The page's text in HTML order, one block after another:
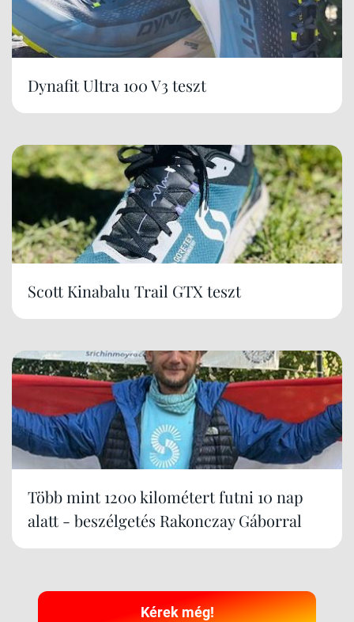
Dynafit Ultra 100 V3 teszt
Scott Kinabalu Trail GTX teszt
Több mint 1200 kilométert futni 10 nap
alatt - beszélgetés Rakonczay Gáborral
Kérek még!